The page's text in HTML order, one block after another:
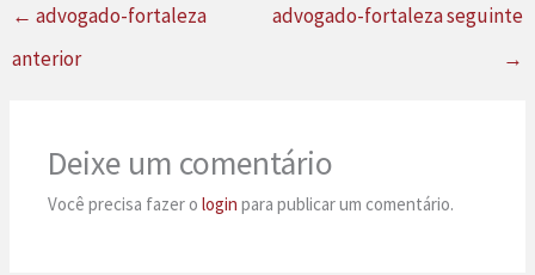
← advogado-fortaleza
anterior
advogado-fortaleza seguinte
→
Deixe um comentário
Você precisa fazer ologin para publicar um comentário.